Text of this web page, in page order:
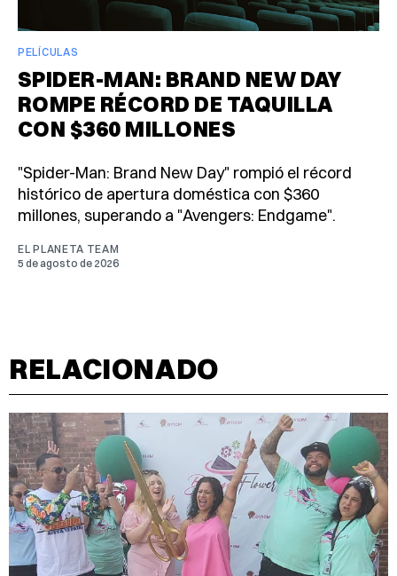
PELÍCULAS
SPIDER-MAN: BRAND NEW DAY
ROMPE RÉCORD DE TAQUILLA
CON $360 MILLONES
"Spider-Man: Brand New Day" rompió el récord
histórico de apertura doméstica con $360
millones, superando a "Avengers: Endgame".
EL PLANETA TEAM
5 de agosto de 2026
RELACIONADO